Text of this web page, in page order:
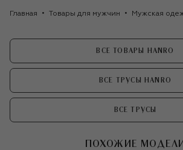
Главная Товары для мужчин Мужская
ВСЕ ТОВАРЫ HANRO
ВСЕ ТРУСЫ HANRO
ВСЕ ТРУСЫ
ПОХОЖИЕ МОДЕЛИ